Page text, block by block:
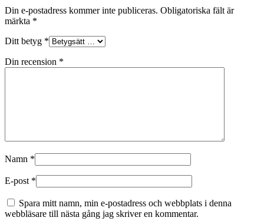
Din e-postadress kommer inte publiceras. Obligatoriska fält är
märkta *
Ditt betyg *
Din recension *
Namn *
E-post *
Spara mitt namn, min e-postadress och webbplats i denna
webbläsare till nästa gång jag skriver en kommentar.